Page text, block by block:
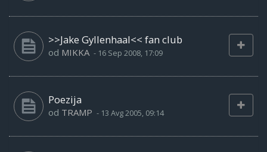
>>Jake Gyllenhaal<< fan club
od MIKKA - 16 Sep 2008, 17:09
Poezija
od TRAMP - 13 Avg 2005, 09:14